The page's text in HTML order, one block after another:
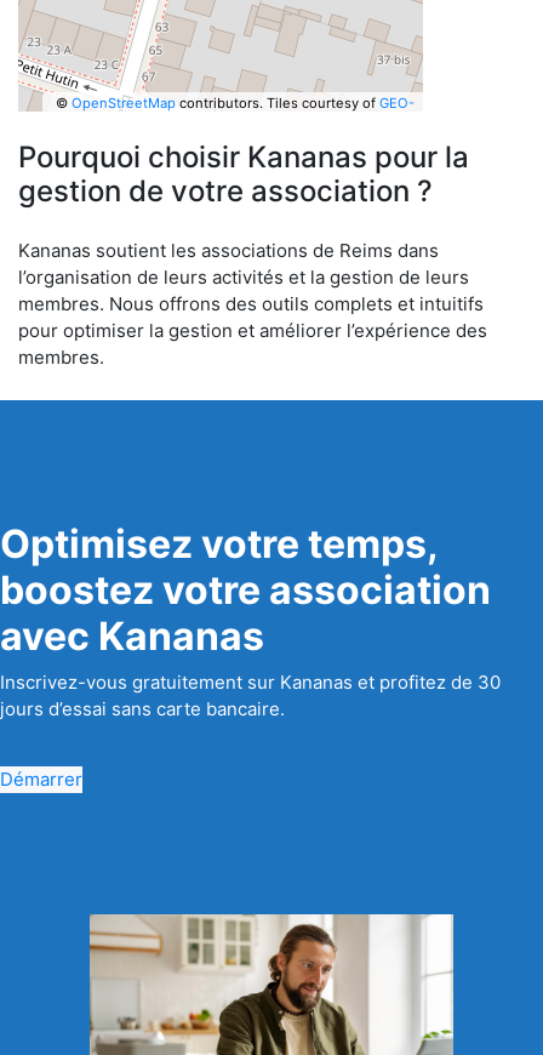
©OpenStreetMapcontributors. Tiles courtesy of GEO-
Pourquoi choisir Kananas pour la
gestion de votre association ?
Kananas soutient les associations de Reims dans
l’organisation de leurs activités et la gestion de leurs
membres. Nous offrons des outils complets et intuitifs
pour optimiser la gestion et améliorer l’expérience des
membres.
Optimisez votre temps,
boostez votre association
avec Kananas
Inscrivez-vous gratuitement sur Kananas et profitez de 30
jours d’essai sans carte bancaire.
Démarrer